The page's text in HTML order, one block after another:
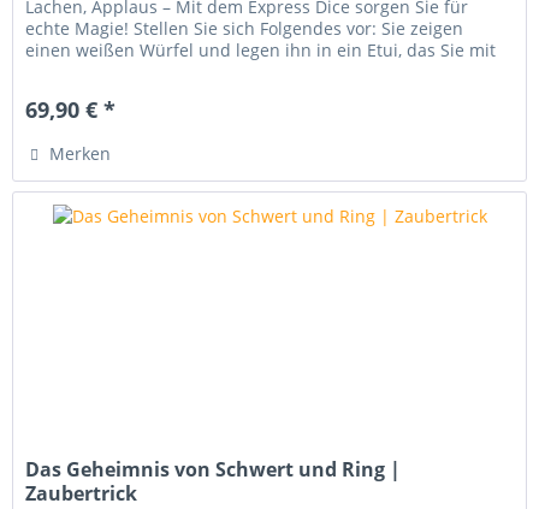
Lachen, Applaus – Mit dem Express Dice sorgen Sie für
echte Magie! Stellen Sie sich Folgendes vor: Sie zeigen
einen weißen Würfel und legen ihn in ein Etui, das Sie mit
69,90 € *
Merken
Das Geheimnis von Schwert und Ring |
Zaubertrick